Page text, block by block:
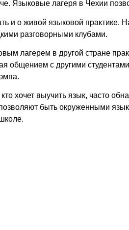
Языковые лагеря в Чехии
и о живой языковой практике.
разговорными клубами.
лагерем в другой стране
общением с другими
кто хочет выучить язык, часто
быть окруженными